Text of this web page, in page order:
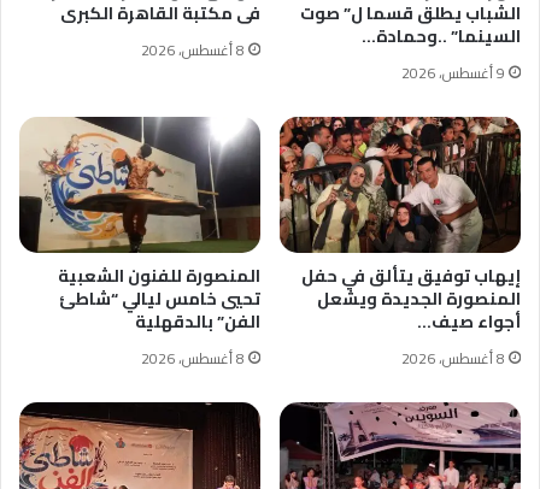
الشباب يطلق قسما ل” صوت
السينما” ..وحمادة…
9 أغسطس، 2026
فى مكتبة القاهرة الكبرى
8 أغسطس، 2026
إيهاب توفيق يتألق في حفل
المنصورة الجديدة ويشعل
أجواء صيف…
8 أغسطس، 2026
المنصورة للفنون الشعبية
تحيي خامس ليالي “شاطئ
الفن” بالدقهلية
8 أغسطس، 2026